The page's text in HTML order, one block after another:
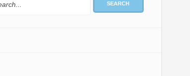
SEARCH